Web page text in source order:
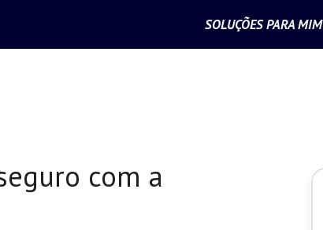
SOLUÇÕES PARA MIM
com a